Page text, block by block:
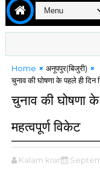
Home
अनूपपुर(बिजुरी)
चुनाव की घोषणा के पहले ही दिन
चुनाव की घोषणा के
महत्वपूर्ण विकेट
Kalam kranti